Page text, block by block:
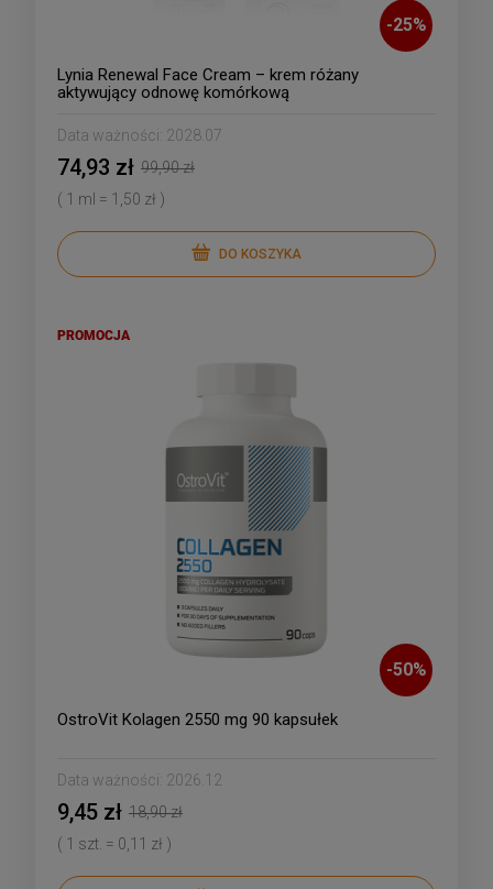
-25%
Lynia Renewal Face Cream – krem różany
aktywujący odnowę komórkową
Data ważności: 2028.07
74,93 zł 99,90 zł
( 1 ml = 1,50 zł )
DO KOSZYKA
-50%
OstroVit Kolagen 2550 mg 90 kapsułek
Data ważności: 2026.12
9,45 zł 18,90 zł
( 1 szt. = 0,11 zł )
PROMOCJA